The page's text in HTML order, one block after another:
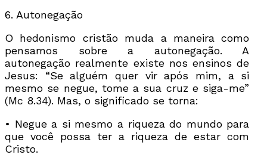
6. Autonegação
O hedonismo cristão muda a maneira como
pensamos sobre a autonegação. A
autonegação realmente existe nos ensinos de
Jesus: “Se alguém quer vir após mim, a si
mesmo se negue, tome a sua cruz e siga-me”
(Mc 8.34). Mas, o significado se torna:
• Negue a si mesmo a riqueza do mundo para
que você possa ter a riqueza de estar com
Cristo.